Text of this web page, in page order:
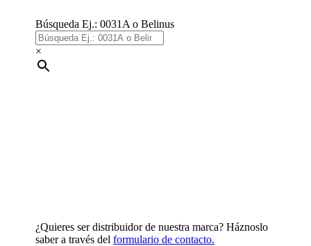
Búsqueda Ej.: 0031A o Belinus
×
¿Quieres ser distribuidor de nuestra marca? Háznoslo
saber a través delformulario de contacto.